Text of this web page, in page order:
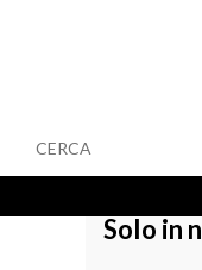
CERCA
Solo in